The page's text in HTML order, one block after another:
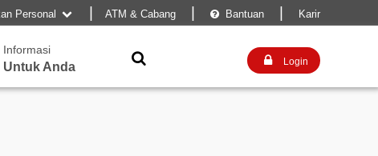
Personal  |ATM & Cabang  Bantuan Karir
Informasi
Untuk Anda
  Login